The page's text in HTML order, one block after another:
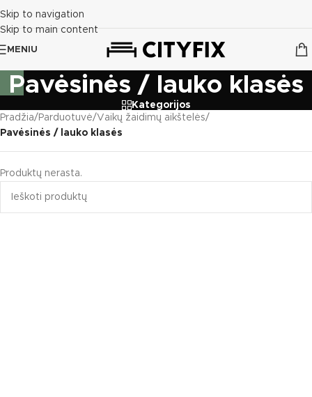
Skip to navigation
Skip to main content
MENIU
Pavėsinės / lauko klasės
Kategorijos
Pradžia/ Parduotuvė/Vaikų žaidimų aikštelės/
Pavėsinės / lauko klasės
Produktų nerasta.